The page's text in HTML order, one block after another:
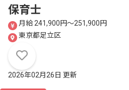
保育士
月給 241,900円〜251,900円
東京都足立区
2026年02月26日 更新